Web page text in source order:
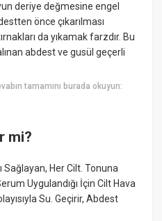
deriye değmesine engel
önce çıkarılması
da yıkamak farzdır. Bu
abdest ve gusül geçerli
tamamını burada okuyun:
mi?
Sağlayan, Her Cilt. Tonuna
Uygulandığı İçin Cilt Hava
Su. Geçirir, Abdest